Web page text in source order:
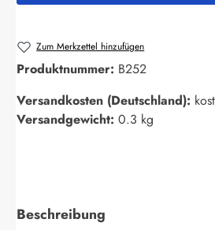
Zum Merkzettel hinzufügen
Produktnummer: B252
Versandkosten (Deutschland):
Versandgewicht: 0.3 kg
Beschreibung